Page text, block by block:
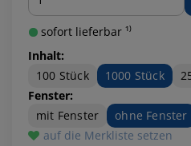
sofort lieferbar ¹⁾
Inhalt:
100 Stück
1000 Stück
Fenster:
mit Fenster
ohne Fenster
auf die Merkliste setzen